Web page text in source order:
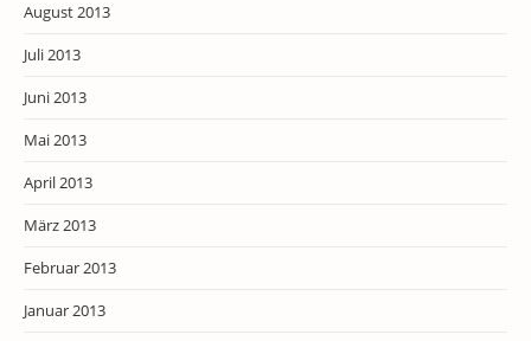
August 2013
Juli 2013
Juni 2013
Mai 2013
April 2013
März 2013
Februar 2013
Januar 2013